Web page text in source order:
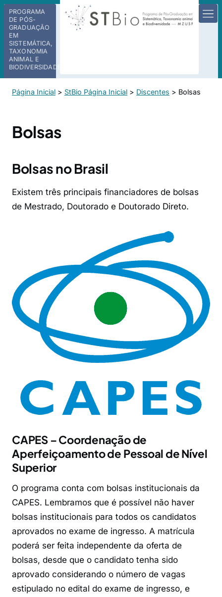
PROGRAMA
DE PÓS-
GRADUAÇÃO
EM
SISTEMÁTICA,
TAXONOMIA
ANIMAL E
BIODIVERSIDADE
Página Inicial > StBio Página Inicial > Discentes > Bolsas
Bolsas
Bolsas no Brasil
Existem três principais financiadores de bolsas
de Mestrado, Doutorado e Doutorado Direto.
CAPES – Coordenação de
Aperfeiçoamento de Pessoal de Nível
Superior
O programa conta com bolsas institucionais da
CAPES. Lembramos que é possível não haver
bolsas institucionais para todos os candidatos
aprovados no exame de ingresso. A matrícula
poderá ser feita independente da oferta de
bolsas, desde que o candidato tenha sido
aprovado considerando o número de vagas
estipulado no edital do exame de ingresso, e